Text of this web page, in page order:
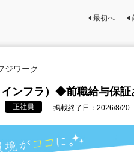
最初へ
ジワーク
ンフラ）◆前職給与保
正社員 掲載終了日：2026/8/20